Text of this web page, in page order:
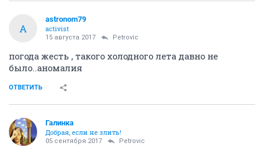
A
astronom79
activist
15 августа 2017 Petrovic
погода жесть , такого холодного лета давно не
было..аномалия
ОТВЕТИТЬ
Галинка
Добрая, если не злить!
05 сентября 2017 Petrovic